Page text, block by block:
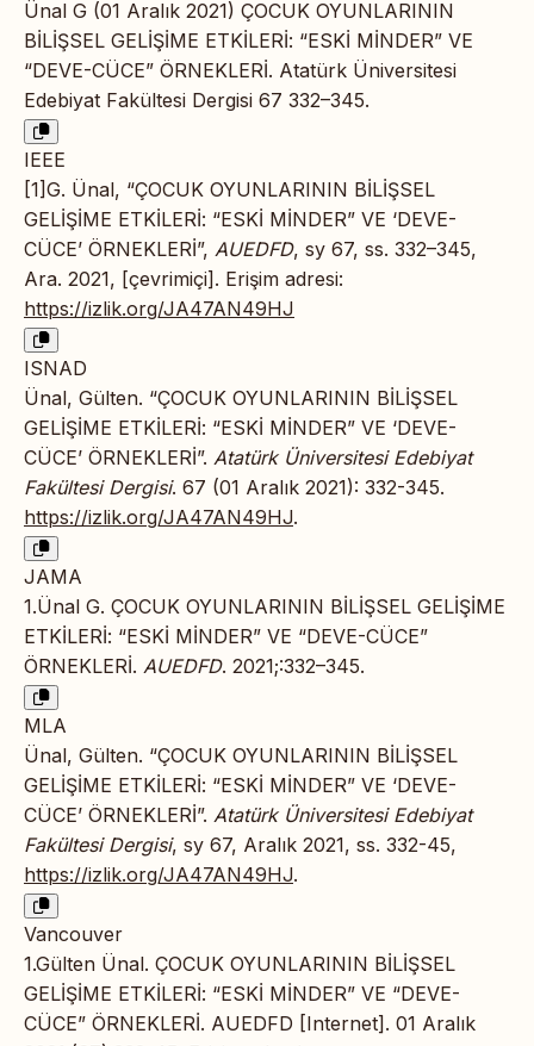
Ünal G (01 Aralık 2021) ÇOCUK OYUNLARININ
BİLİŞSEL GELİŞİME ETKİLERİ: “ESKİ MİNDER” VE
“DEVE-CÜCE” ÖRNEKLERİ. Atatürk Üniversitesi
Edebiyat Fakültesi Dergisi 67 332–345.
IEEE
[1]G. Ünal, “ÇOCUK OYUNLARININ BİLİŞSEL
GELİŞİME ETKİLERİ: “ESKİ MİNDER” VE ‘DEVE-
CÜCE’ ÖRNEKLERİ”, AUEDFD, sy 67, ss. 332–345,
Ara. 2021, [çevrimiçi]. Erişim adresi:
https://izlik.org/JA47AN49HJ
ISNAD
Ünal, Gülten. “ÇOCUK OYUNLARININ BİLİŞSEL
GELİŞİME ETKİLERİ: “ESKİ MİNDER” VE ‘DEVE-
CÜCE’ ÖRNEKLERİ”. Atatürk Üniversitesi Edebiyat
Fakültesi Dergisi. 67 (01 Aralık 2021): 332-345.
https://izlik.org/JA47AN49HJ.
JAMA
1.Ünal G. ÇOCUK OYUNLARININ BİLİŞSEL GELİŞİME
ETKİLERİ: “ESKİ MİNDER” VE “DEVE-CÜCE”
ÖRNEKLERİ. AUEDFD. 2021;:332–345.
MLA
Ünal, Gülten. “ÇOCUK OYUNLARININ BİLİŞSEL
GELİŞİME ETKİLERİ: “ESKİ MİNDER” VE ‘DEVE-
CÜCE’ ÖRNEKLERİ”. Atatürk Üniversitesi Edebiyat
Fakültesi Dergisi, sy 67, Aralık 2021, ss. 332-45,
https://izlik.org/JA47AN49HJ.
Vancouver
1.Gülten Ünal. ÇOCUK OYUNLARININ BİLİŞSEL
GELİŞİME ETKİLERİ: “ESKİ MİNDER” VE “DEVE-
CÜCE” ÖRNEKLERİ. AUEDFD [Internet]. 01 Aralık